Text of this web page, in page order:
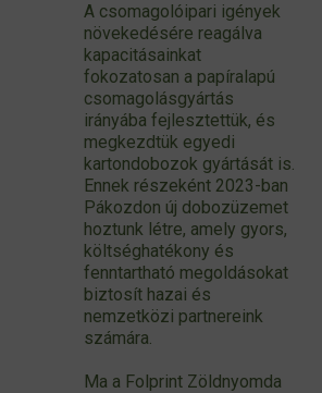
A csomagolóipari igények
növekedésére reagálva
kapacitásainkat
fokozatosan a papíralapú
csomagolásgyártás
irányába fejlesztettük, és
megkezdtük egyedi
kartondobozok gyártását is.
Ennek részeként 2023-ban
Pákozdon új dobozüzemet
hoztunk létre, amely gyors,
költséghatékony és
fenntartható megoldásokat
biztosít hazai és
nemzetközi partnereink
számára.
Ma a Folprint Zöldnyomda